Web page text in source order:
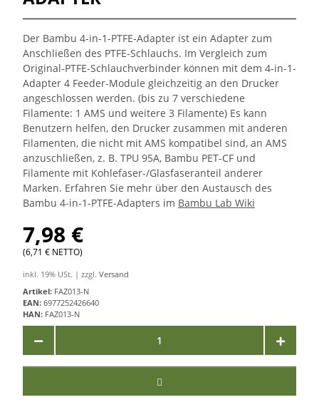
Der Bambu 4-in-1-PTFE-Adapter ist ein Adapter zum
Anschließen des PTFE-Schlauchs. Im Vergleich zum
Original-PTFE-Schlauchverbinder können mit dem 4-in-1-
Adapter 4 Feeder-Module gleichzeitig an den Drucker
angeschlossen werden. (bis zu 7 verschiedene
Filamente: 1 AMS und weitere 3 Filamente) Es kann
Benutzern helfen, den Drucker zusammen mit anderen
Filamenten, die nicht mit AMS kompatibel sind, an AMS
anzuschließen, z. B. TPU 95A, Bambu PET-CF und
Filamente mit Kohlefaser-/Glasfaseranteil anderer
Marken. Erfahren Sie mehr über den Austausch des
Bambu 4-in-1-PTFE-Adapters im Bambu Lab Wiki
7,98 €
(6,71 € NETTO)
inkl. 19% USt. | zzgl. Versand
Artikel: FAZ013-N
EAN: 6977252426640
HAN: FAZ013-N